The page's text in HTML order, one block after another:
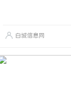
白城信息网